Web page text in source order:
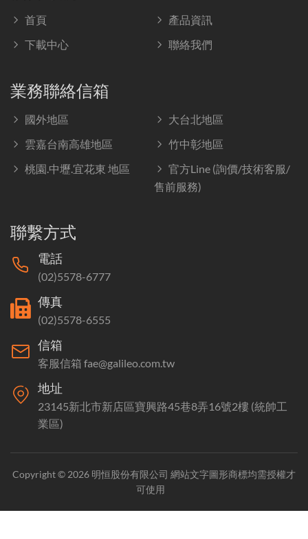
首頁
產品資訊
下載中心
聯絡我們
業務聯絡信箱
國外地區
大台北地區
雲嘉台南高雄地區
竹中彰地區
桃園.中壢.宜花東 地區
官方Line (詢價/技術客服/
售前服務)
聯繫方式
電話
(02)5578-6777
傳真
(02)5578-6555
信箱
客服信箱 fae@galileo.com.tw
地址
23145新北市新店區寶興路45巷8弄16號2樓 (統帥工
業區)
Copyright © 2026 明恒股份有限公司 網站文字圖形商標均需授權才
可使用